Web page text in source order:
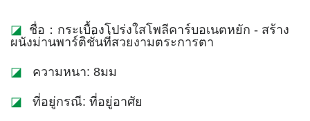
◪ ชื่อ：กระเบื้องโปร่งใสโพลีคาร์บอเนตหยัก - สร้าง
ผนังม่านพาร์ติชั่นที่สวยงามตระการตา
◪ ความหนา: 8มม
◪ ที่อยู่กรณี: ที่อยู่อาศัย